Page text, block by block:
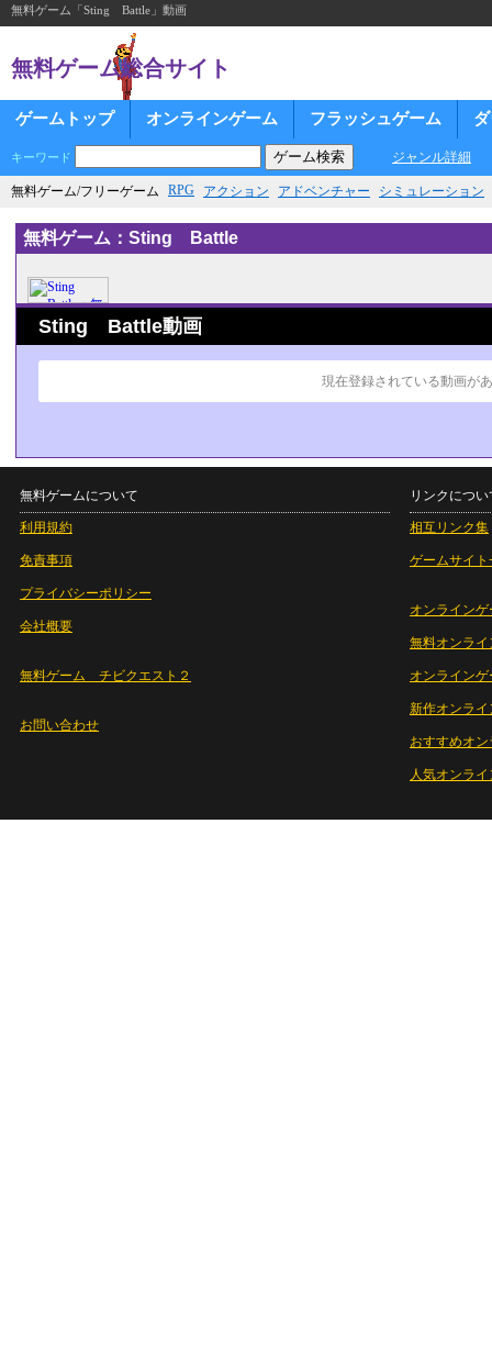
無料ゲーム「Sting Battle」動画
無料ゲーム総合サイト
ゲームトップ オンラインゲーム フラッシュゲーム
キーワード ジャンル詳細
無料ゲーム/フリーゲーム RPG アクション アドベンチャー シミュレーション
無料ゲーム：Sting Battle
Sting Battle動画
現在登録されている動画が
無料ゲームについて
利用規約
免責事項
プライバシーポリシー
会社概要
無料ゲーム チビクエスト２
お問い合わせ
リンクについ
相互リンク集
ゲームサイト
オンラインゲ
無料オンライ
オンライン
新作オンライ
おすすめオ
人気オンラ